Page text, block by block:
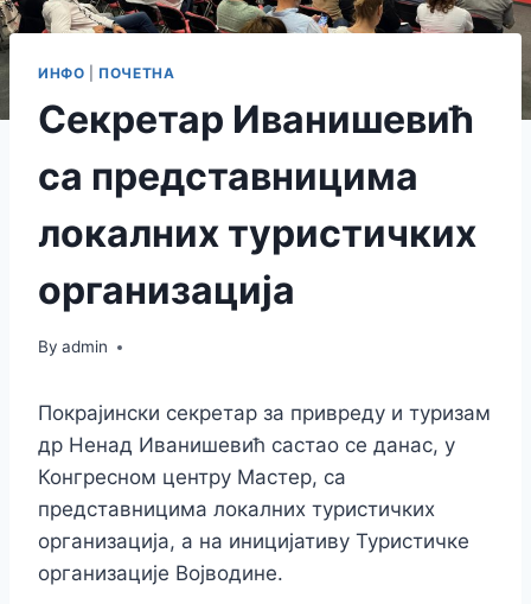
ИНФО ПОЧЕТНА
Секретар Иванишевић
са представницима
локалних туристичких
организација
By admin
Покрајински секретар за привреду и туризам
др Ненад Иванишевић састао се данас, у
Конгресном центру Мастер, са
представницима локалних туристичких
организација, а на иницијативу Туристичке
организације Војводине.